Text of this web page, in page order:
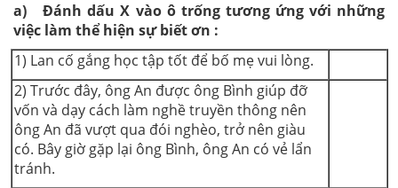
a) Đánh dấu X vào ô trống tương ứng với những
việc làm thể hiện sự biết ơn :
1) Lan cố gắng học tập tốt để bố mẹ vui lòng.
2) Trước đây, ông An được ông Bình giúp đỡ
vốn và dạy cách làm nghề truyền thông nên
ông An đã vượt qua đói nghèo, trở nên giàu
có. Bây giờ gặp lại ông Bình, ông An có vẻ lẩn
tránh.